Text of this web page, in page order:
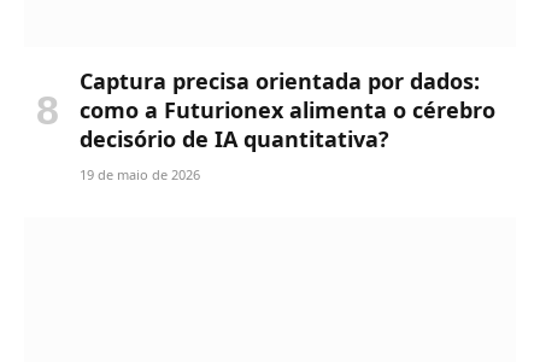
Captura precisa orientada por dados:
como a Futurionex alimenta o cérebro
decisório de IA quantitativa?
19 de maio de 2026